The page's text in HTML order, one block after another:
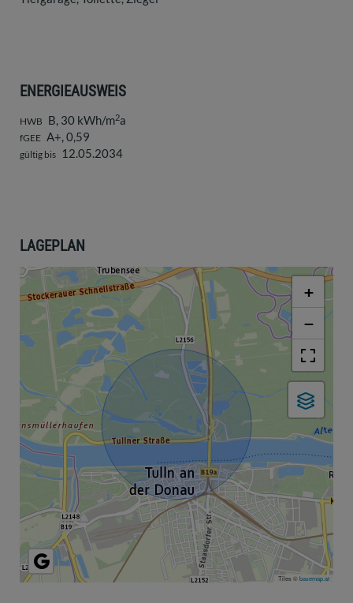
ENERGIEAUSWEIS
HWB B, 30 kWh/m2a
fGEE A+, 0,59
gültig bis 12.05.2034
LAGEPLAN
+
−
Tiles ©basemap.at